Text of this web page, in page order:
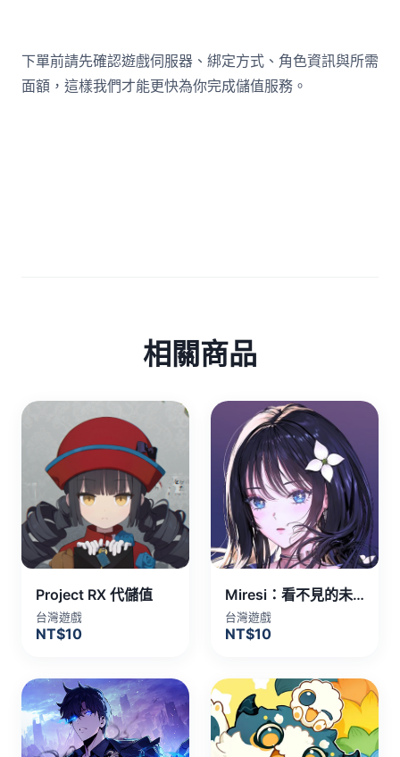
下單前請先確認遊戲伺服器、綁定方式、角色資訊與所需
面額，這樣我們才能更快為你完成儲值服務。
相關商品
Project RX 代儲值
台灣遊戲
NT$10
Miresi：看不見的未來 代儲值
台灣遊戲
NT$10